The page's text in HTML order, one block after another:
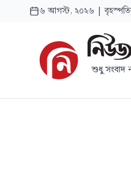
৬ আগস্ট, ২০২৬ |
শুধু সংবাদ